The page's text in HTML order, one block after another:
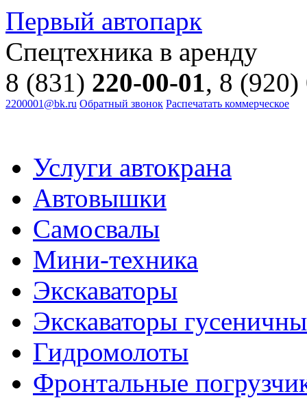
Первый автопарк
Спецтехника в аренду
8 (831) 220-00-01, 8 (920)
2200001@bk.ru Обратный звонок Распечатать коммерческое
Услуги автокрана
Автовышки
Самосвалы
Мини-техника
Экскаваторы
Экскаваторы
Гидромолоты
Фронтальные